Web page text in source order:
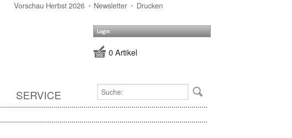
Vorschau Herbst 2026 Newsletter Drucken
Login
0 Artikel
SERVICE